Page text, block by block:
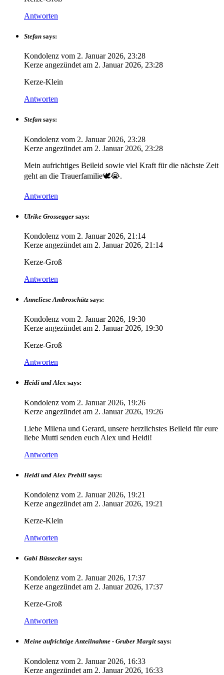
Antworten
Stefan says:
Kondolenz vom 2. Januar 2026, 23:28
Kerze angezündet am 2. Januar 2026, 23:28
Kerze-Klein
Antworten
Stefan says:
Kondolenz vom 2. Januar 2026, 23:28
Kerze angezündet am 2. Januar 2026, 23:28
Mein aufrichtiges Beileid sowie viel Kraft für die nächste Zeit
geht an die Trauerfamilie🕊😭.
Antworten
Ulrike Grossegger says:
Kondolenz vom 2. Januar 2026, 21:14
Kerze angezündet am 2. Januar 2026, 21:14
Kerze-Groß
Antworten
Anneliese Ambroschütz says:
Kondolenz vom 2. Januar 2026, 19:30
Kerze angezündet am 2. Januar 2026, 19:30
Kerze-Groß
Antworten
Heidi und Alex says:
Kondolenz vom 2. Januar 2026, 19:26
Kerze angezündet am 2. Januar 2026, 19:26
Liebe Milena und Gerard, unsere herzlichstes Beileid für eure
liebe Mutti senden euch Alex und Heidi!
Antworten
Heidi und Alex Prebill says:
Kondolenz vom 2. Januar 2026, 19:21
Kerze angezündet am 2. Januar 2026, 19:21
Kerze-Klein
Antworten
Gabi Büssecker says:
Kondolenz vom 2. Januar 2026, 17:37
Kerze angezündet am 2. Januar 2026, 17:37
Kerze-Groß
Antworten
Meine aufrichtige Anteilnahme - Gruber Margit says:
Kondolenz vom 2. Januar 2026, 16:33
Kerze angezündet am 2. Januar 2026, 16:33